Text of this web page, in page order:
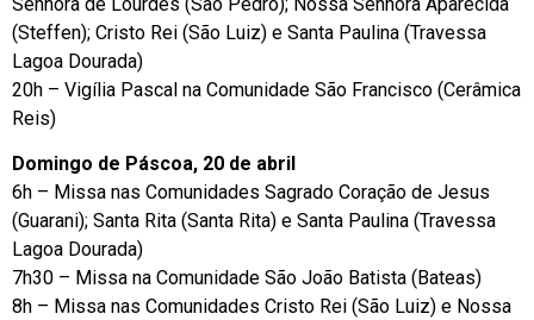
(Steffen); Cristo Rei (São Luiz) e Santa Paulina (Travessa
Lagoa Dourada)
20h – Vigília Pascal na Comunidade São Francisco (Cerâmica
Reis)
Domingo de Páscoa, 20 de abril
6h – Missa nas Comunidades Sagrado Coração de Jesus
(Guarani); Santa Rita (Santa Rita) e Santa Paulina (Travessa
Lagoa Dourada)
7h30 – Missa na Comunidade São João Batista (Bateas)
8h – Missa nas Comunidades Cristo Rei (São Luiz) e Nossa